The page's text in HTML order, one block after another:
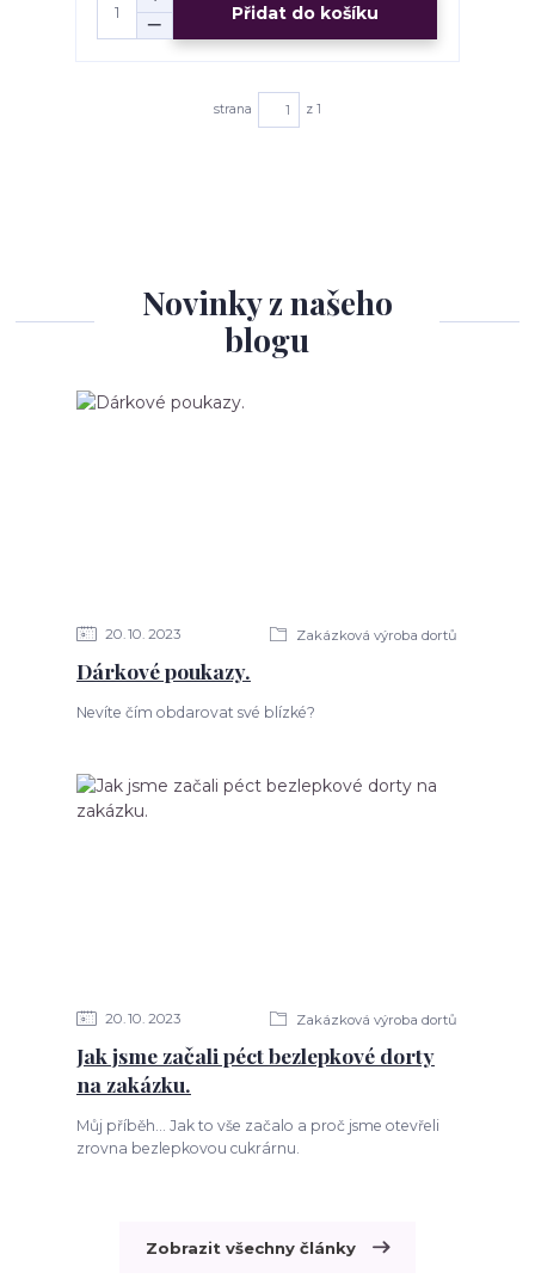
Přidat do košíku
strana z 1
Novinky z našeho
blogu
20 10 2023 Zakázková výroba dortů
Dárkové poukazy.
Nevíte čím obdarovat své blízké?
20 10 2023 Zakázková výroba dortů
Jak jsme začali péct bezlepkové dorty
na zakázku.
Můj příběh... Jak to vše začalo a proč jsme otevřeli
zrovna bezlepkovou cukrárnu.
Zobrazit všechny články